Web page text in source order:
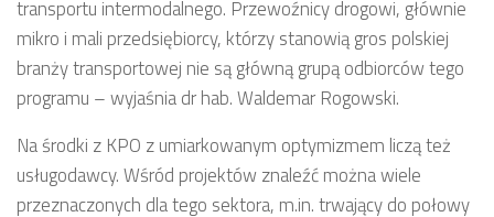
transportu intermodalnego. Przewoźnicy drogowi, głównie
mikro i mali przedsiębiorcy, którzy stanowią gros polskiej
branży transportowej nie są główną grupą odbiorców tego
programu – wyjaśnia dr hab. Waldemar Rogowski.
Na środki z KPO z umiarkowanym optymizmem liczą też
usługodawcy. Wśród projektów znaleźć można wiele
przeznaczonych dla tego sektora, m.in. trwający do połowy